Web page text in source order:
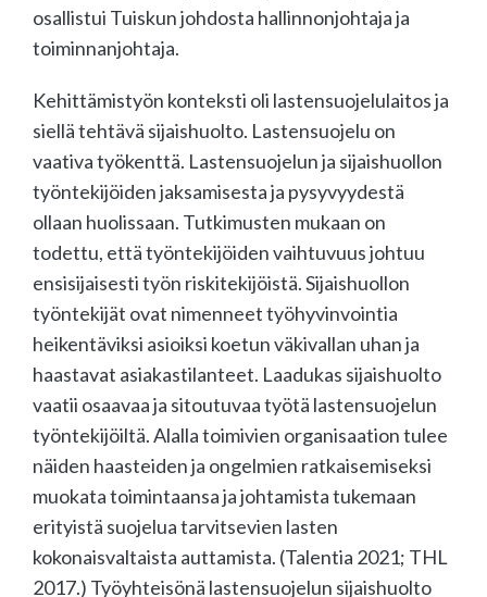
osallistui Tuiskun johdosta hallinnonjohtaja ja
toiminnanjohtaja.
Kehittämistyön konteksti oli lastensuojelulaitos ja
siellä tehtävä sijaishuolto. Lastensuojelu on
vaativa työkenttä. Lastensuojelun ja sijaishuollon
työntekijöiden jaksamisesta ja pysyvyydestä
ollaan huolissaan. Tutkimusten mukaan on
todettu, että työntekijöiden vaihtuvuus johtuu
ensisijaisesti työn riskitekijöistä. Sijaishuollon
työntekijät ovat nimenneet työhyvinvointia
heikentäviksi asioiksi koetun väkivallan uhan ja
haastavat asiakastilanteet. Laadukas sijaishuolto
vaatii osaavaa ja sitoutuvaa työtä lastensuojelun
työntekijöiltä. Alalla toimivien organisaation tulee
näiden haasteiden ja ongelmien ratkaisemiseksi
muokata toimintaansa ja johtamista tukemaan
erityistä suojelua tarvitsevien lasten
kokonaisvaltaista auttamista. (Talentia 2021; THL
2017.) Työyhteisönä lastensuojelun sijaishuolto